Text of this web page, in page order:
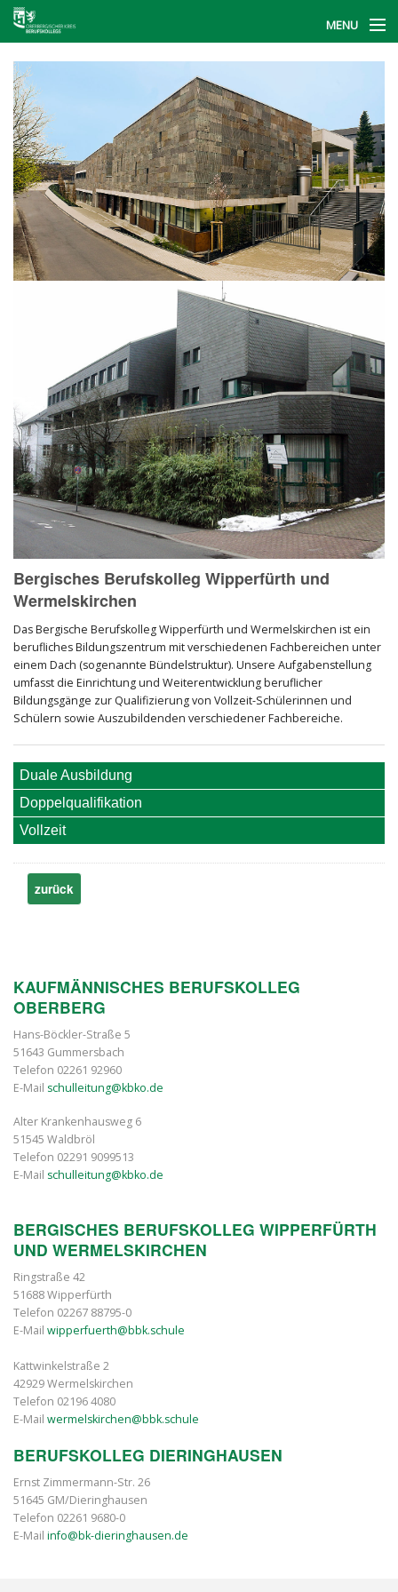
MENU
Start
Berufskollegs
BerufsFinder
Informationstag
Kontakt
Bergisches Berufskolleg Wipperfürth und
Wermelskirchen
Das Bergische Berufskolleg Wipperfürth und Wermelskirchen ist ein
berufliches Bildungszentrum mit verschiedenen Fachbereichen unter
einem Dach (sogenannte Bündelstruktur). Unsere Aufgabenstellung
umfasst die Einrichtung und Weiterentwicklung beruflicher
Bildungsgänge zur Qualifizierung von Vollzeit-Schülerinnen und
Schülern sowie Auszubildenden verschiedener Fachbereiche.
Duale Ausbildung
Doppelqualifikation
Vollzeit
zurück
KAUFMÄNNISCHES BERUFSKOLLEG
OBERBERG
Hans-Böckler-Straße 5
51643 Gummersbach
Telefon 02261 92960
E-Mail schulleitung@kbko.de
Alter Krankenhausweg 6
51545 Waldbröl
Telefon 02291 9099513
E-Mail schulleitung@kbko.de
BERGISCHES BERUFSKOLLEG WIPPERFÜRTH
UND WERMELSKIRCHEN
Ringstraße 42
51688 Wipperfürth
Telefon 02267 88795-0
E-Mail wipperfuerth@bbk.schule
Kattwinkelstraße 2
42929 Wermelskirchen
Telefon 02196 4080
E-Mail wermelskirchen@bbk.schule
BERUFSKOLLEG DIERINGHAUSEN
Ernst Zimmermann-Str. 26
51645 GM/Dieringhausen
Telefon 02261 9680-0
E-Mail info@bk-dieringhausen.de